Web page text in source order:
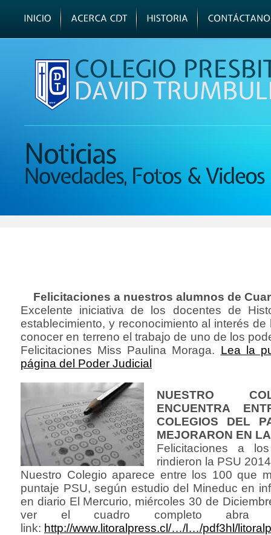
Felicitaciones a nuestros alumnos de
Excelente iniciativa de los docentes de
establecimiento, y reconocimiento al interés de
conocer en terreno el trabajo de uno de los
Felicitaciones Miss Paulina Moraga. Lea la
página del Poder Judicial
NUESTRO
ENCUENTRA
COLEGIOS DEL
MEJORARON EN
Felicitaciones a
rindieron la PSU
Nuestro Colegio aparece entre los 100 que
puntaje PSU, según estudio del Mineduc en
en diario El Mercurio, miércoles 30 de
ver el cuadro completo abra
link: http://www.litoralpress.cl/…/l…/pdf3hl/